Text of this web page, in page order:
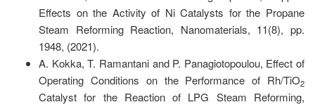
Effects on the Activity of Ni Catalysts for the Propane
Steam Reforming Reaction, Nanomaterials, 11(8), pp.
1948, (2021).
A. Kokka, T. Ramantani and P. Panagiotopoulou, Effect of
Operating Conditions on the Performance of Rh/TiO2
Catalyst for the Reaction of LPG Steam Reforming,